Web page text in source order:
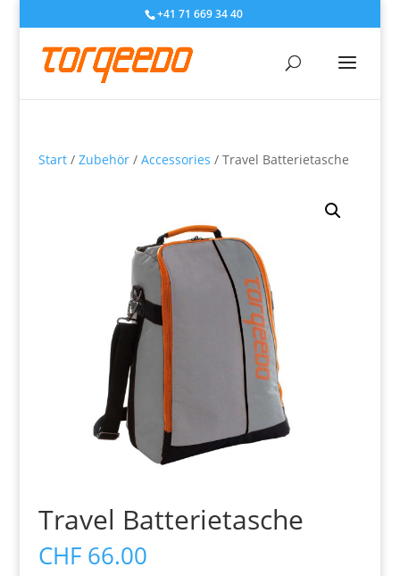
+41 71 669 34 40
Start/ Zubehör/ Accessories / Travel Batterietasche
Travel Batterietasche
CHF 66.00